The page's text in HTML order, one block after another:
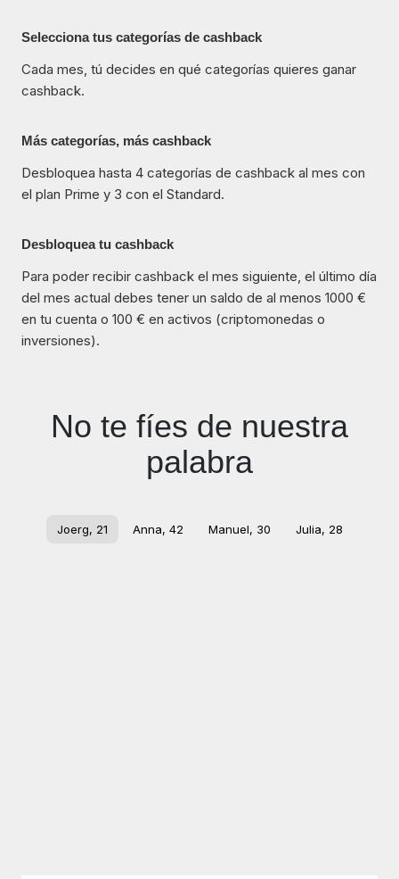
Selecciona tus categorías de cashback
Cada mes, tú decides en qué categorías quieres ganar
cashback.
Más categorías, más cashback
Desbloquea hasta 4 categorías de cashback al mes con
el plan Prime y 3 con el Standard.
Desbloquea tu cashback
Para poder recibir cashback el mes siguiente, el último día
del mes actual debes tener un saldo de al menos 1000 €
en tu cuenta o 100 € en activos (criptomonedas o
inversiones).
No te fíes de nuestra
palabra